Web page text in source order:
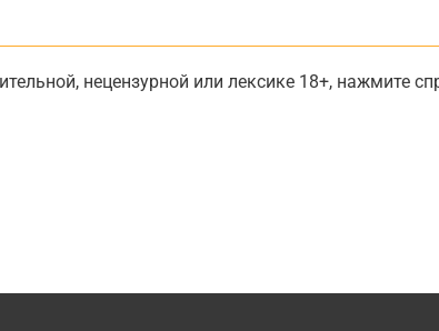
нецензурной или лексике 18+, нажмите